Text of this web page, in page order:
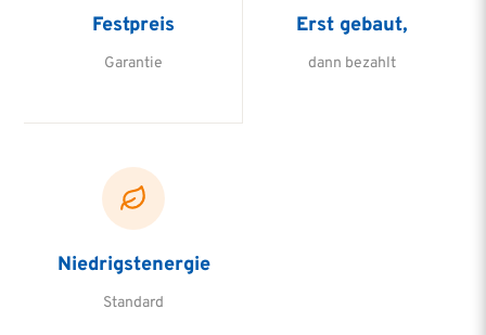
Festpreis
Garantie
Erst gebaut,
dann bezahlt
Niedrigstenergie
Standard